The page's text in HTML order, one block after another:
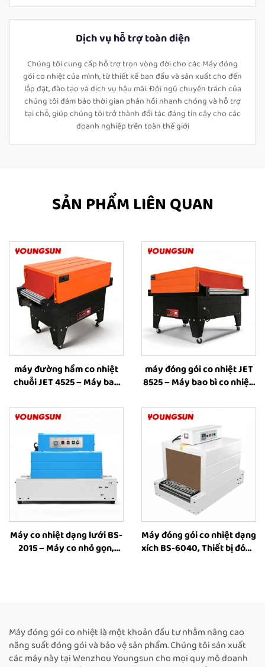
Dịch vụ hỗ trợ toàn diện
Chúng tôi cung cấp hỗ trợ trọn vòng đời cho các Máy đóng
gói co nhiệt của mình, từ thiết kế ban đầu và sản xuất cho đến
lắp đặt, đào tạo và dịch vụ hậu mãi. Đội ngũ chuyên trách của
chúng tôi đảm bảo thời gian phản hồi nhanh chóng và hỗ trợ
tại chỗ, giúp chúng tôi trở thành đối tác đáng tin cậy cho các
doanh nghiệp trên toàn thế giới
SẢN PHẨM LIÊN QUAN
máy đường hầm co nhiệt
chuỗi JET 4525 – Máy bao
co nhiệt, thiết bị công
nghiệp dùng màng nhựa
plastic để bao bì sách, chai
và hộp
máy đóng gói co nhiệt JET
8525 – Máy bao bì co nhiệt,
gói co nhiệt dùng cho hộp
Máy co nhiệt dạng lưới BS-
2015 – Máy co nhỏ gọn,
Máy đóng gói co nhiệt dạng
xích BS-6040, Thiết bị đóng
Máy đóng gói co nhiệt là một khoản đầu tư nhằm nâng cao
năng suất đóng gói và bảo vệ sản phẩm. Chúng tôi sản xuất
các máy này tại Wenzhou Youngsun cho mọi quy mô doanh